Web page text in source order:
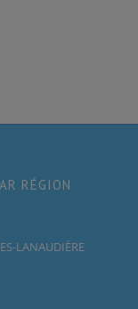
RÉGION
LANAUDIÈRE